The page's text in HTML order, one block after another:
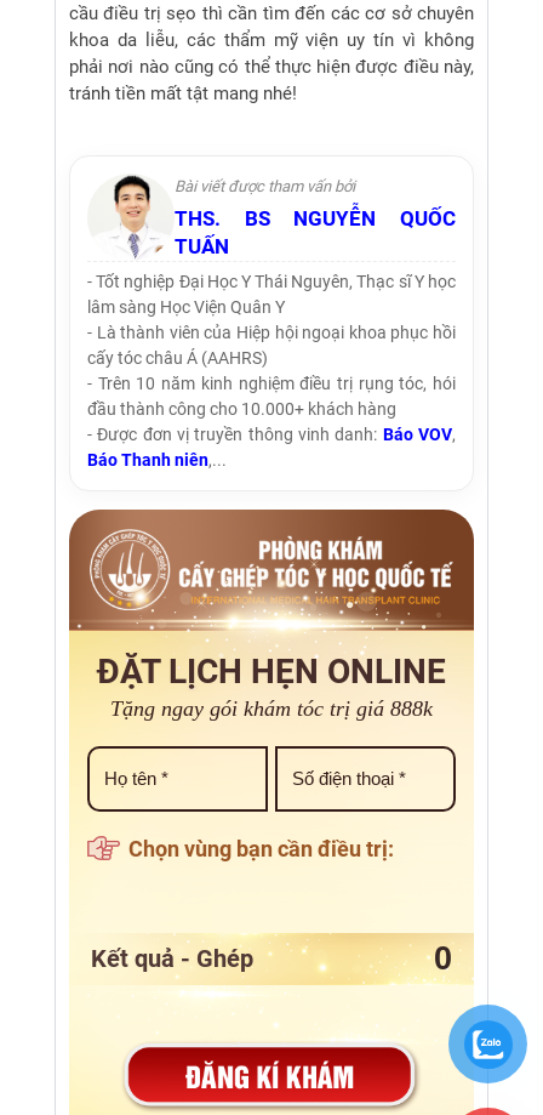
cầu điều trị sẹo thì cần tìm đến các cơ sở chuyên
khoa da liễu, các thẩm mỹ viện uy tín vì không
phải nơi nào cũng có thể thực hiện được điều này,
tránh tiền mất tật mang nhé!
Bài viết được tham vấn bởi
THS. BS NGUYỄN QUỐC
TUẤN
- Tốt nghiệp Đại Học Y Thái Nguyên, Thạc sĩ Y học
lâm sàng Học Viện Quân Y
- Là thành viên của Hiệp hội ngoại khoa phục hồi
cấy tóc châu Á (AAHRS)
- Trên 10 năm kinh nghiệm điều trị rụng tóc, hói
đầu thành công cho 10.000+ khách hàng
- Được đơn vị truyền thông vinh danh: Báo VOV,
Báo Thanh niên,...
ĐẶT LỊCH HẸN ONLINE
Tặng ngay gói khám tóc trị giá 888k
Chọn vùng bạn cần điều trị:
Kết quả - Ghép